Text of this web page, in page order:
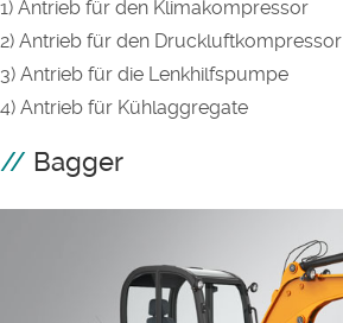
1) Antrieb für den Klimakompressor
2) Antrieb für den Druckluftkompressor
3) Antrieb für die Lenkhilfspumpe
4) Antrieb für Kühlaggregate
Bagger